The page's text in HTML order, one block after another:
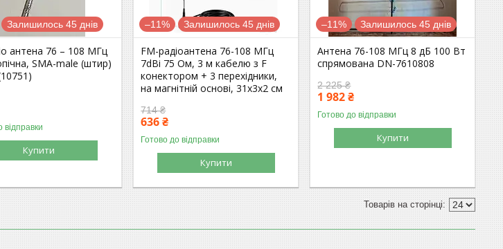
Залишилось 45 днів
антена 76 – 108 МГц
SMA-male (штир)
відправки
Купити
–11% Залишилось 45 днів
FM-радіоантена 76-108 МГц
7dBi 75 Ом, 3 м кабелю з F
конектором + 3 перехідники,
на магнітній основі, 31х3х2 см
714 ₴
636 ₴
Готово до відправки
Купити
–11% Залишилось 45 днів
Антена 76-108 МГц 8 дБ 100 Вт
спрямована DN-7610808
2 225 ₴
1 982 ₴
Готово до відправки
Купити